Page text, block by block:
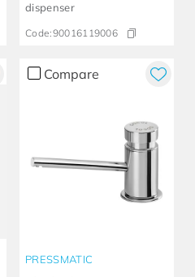
dispenser
Code:90016119006
Compare
PRESSMATIC